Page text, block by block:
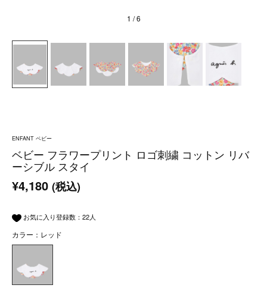
1 / 6
ENFANT ベビー
ベビー フラワープリント ロゴ刺繍 コットン リバ
ーシブル スタイ
¥4,180 (税込)
お気に入り登録数： 22人
カラー：レッド